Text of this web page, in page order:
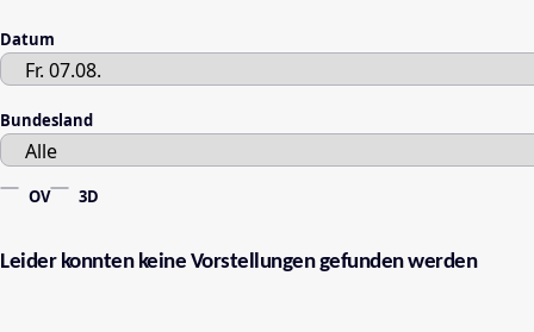
Datum
Bundesland
OV 3D
Leider konnten keine Vorstellungen gefunden werden